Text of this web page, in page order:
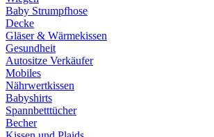
Baby Strumpfhose
Decke
Gläser & Wärmekissen
Gesundheit
Autositze Verkäufer
Mobiles
Nährwertkissen
Babyshirts
Spannbetttücher
Becher